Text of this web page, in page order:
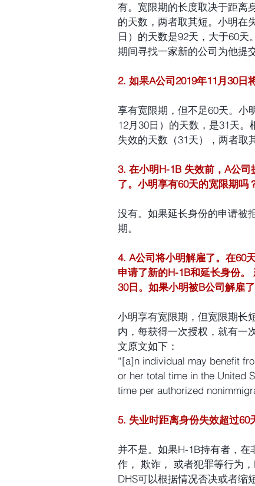
有。宽限期的长度取决于距离
的天数，两者取其短。小明在
日）的天数是92天，大于60
期间寻找一家新的公司为他提
2. 如果A公司2019年11月30日
享有宽限期，但不足60天。小
12月30日）的天数，是31天
失效的天数（31天），两者取
3. 在小明H-1B 失效前，A公
了。小明享有60天的宽限期吗
没有。如果延长身份的申请被
期。
4. A公司将小明解雇了。在60
申请了新的H-1B和延长身份。
30日。如果小明被B公司解雇
小明享有宽限期，但宽限期长
内，每获得一次授权，就有一
文原文如下：
“[a]n individual may benefit
or her total time in the United
time per authorized
5. 失业时距离身份失效超过60
并不是。如果H-1B持有者，
作， 欺诈， 或者犯罪等行为
DHS可以根据情况否决或者缩